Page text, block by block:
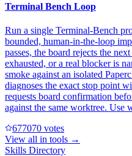
Terminal Bench Loop
Run a single Terminal-Bench
bounded, human-in-the-loop
passes, the board rejects the
exhausted, or a real blocker is
smoke against an isolated
diagnoses the exact stop point
requests board confirmation
against the same worktree. Use
677070 votes
View all in tools →
Skills Directory